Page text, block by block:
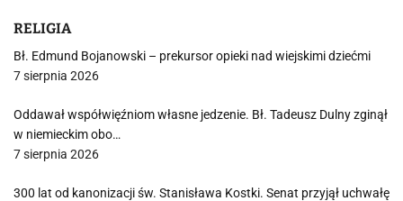
RELIGIA
Bł. Edmund Bojanowski – prekursor opieki nad wiejskimi dziećmi
7 sierpnia 2026
Oddawał współwięźniom własne jedzenie. Bł. Tadeusz Dulny zginął
w niemieckim obo…
7 sierpnia 2026
300 lat od kanonizacji św. Stanisława Kostki. Senat przyjął uchwałę